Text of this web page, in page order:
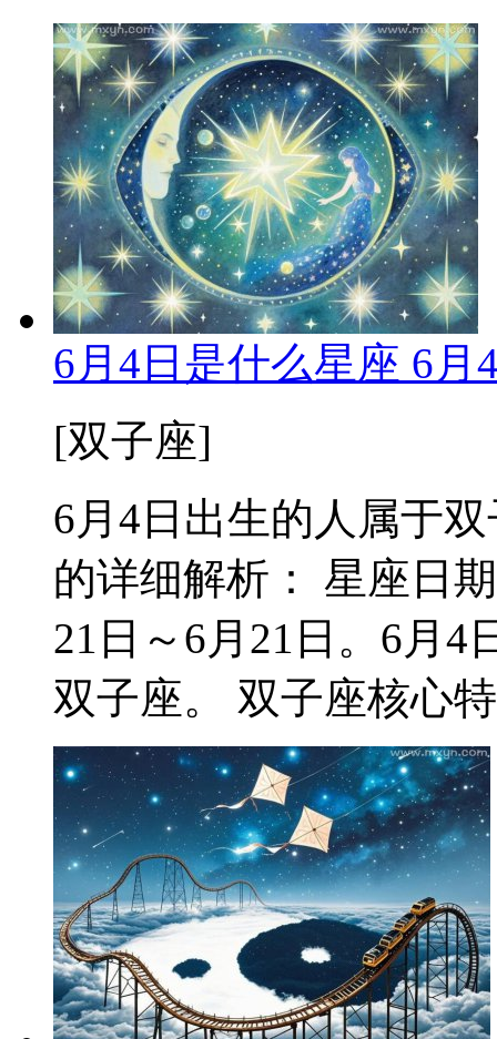
6月4日是什么星座 6
[双子座]
6月4日出生的人属于
的详细解析： 星座日
21日～6月21日。6月4
双子座。 双子座核心